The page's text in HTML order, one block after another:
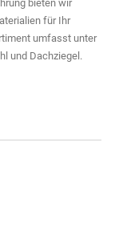
bieten wir
für Ihr
umfasst unter
und Dachziegel.